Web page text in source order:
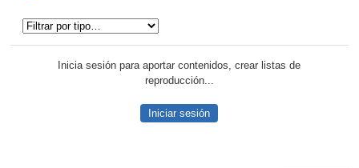
Inicia sesión para aportar contenidos, crear listas de
reproducción...
Iniciar sesión